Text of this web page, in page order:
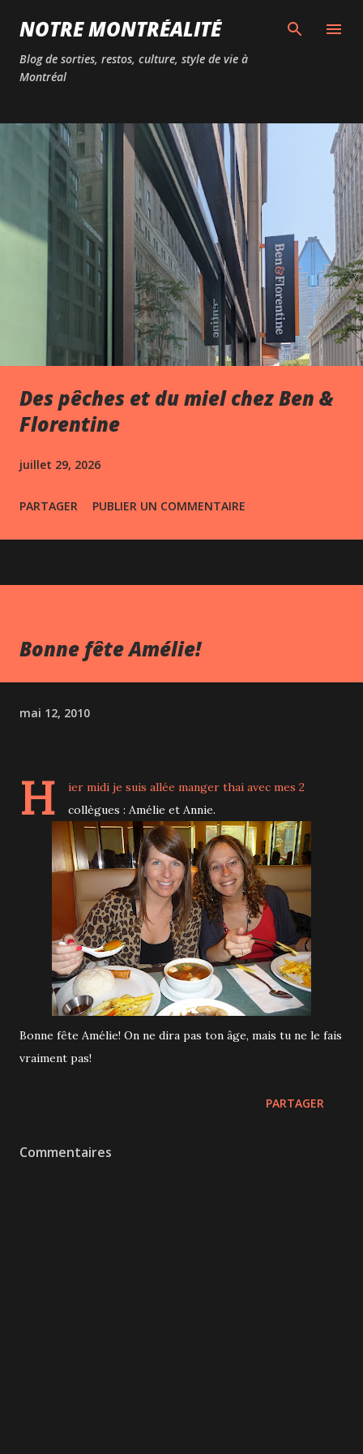
Passer au contenu principal
NOTRE MONTRÉALITÉ
Blog de sorties, restos, culture, style de vie à
Montréal
Des pêches et du miel chez Ben &
Florentine
juillet 29, 2026
PARTAGER PUBLIER UN COMMENTAIRE
Bonne fête Amélie!
mai 12, 2010
H
ier midi je suis allée manger thai avec mes 2
collègues : Amélie et Annie.
Bonne fête Amélie! On ne dira pas ton âge, mais tu ne le fais
vraiment pas!
PARTAGER
Commentaires